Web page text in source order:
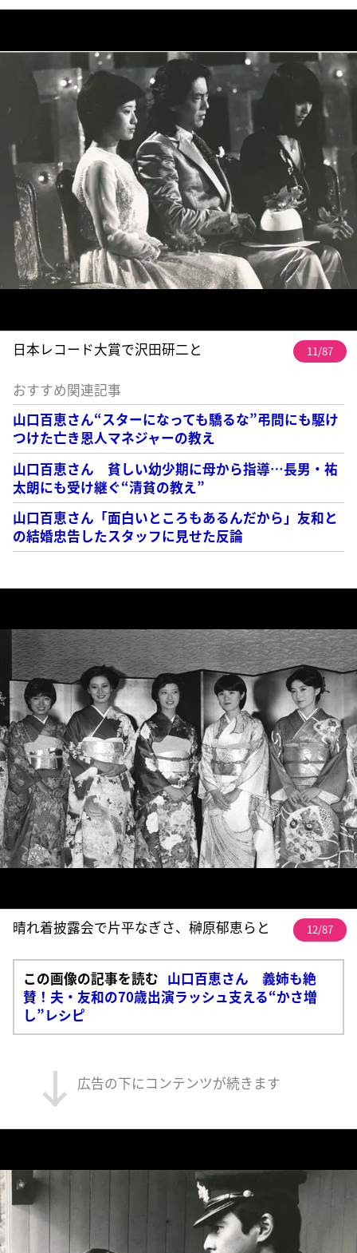
日本レコード大賞で沢田研二と 11/87
おすすめ関連記事
山口百恵さん“スターになっても驕るな”弔問にも駆け
つけた亡き恩人マネジャーの教え
山口百恵さん 貧しい幼少期に母から指導…長男・祐
太朗にも受け継ぐ“清貧の教え”
山口百恵さん「面白いところもあるんだから」友和と
の結婚忠告したスタッフに見せた反論
晴れ着披露会で片平なぎさ、榊原郁恵らと 12/87
この画像の記事を読む 山口百恵さん 義姉も絶
賛！夫・友和の70歳出演ラッシュ支える“かさ増
し”レシピ
広告の下にコンテンツが続きます